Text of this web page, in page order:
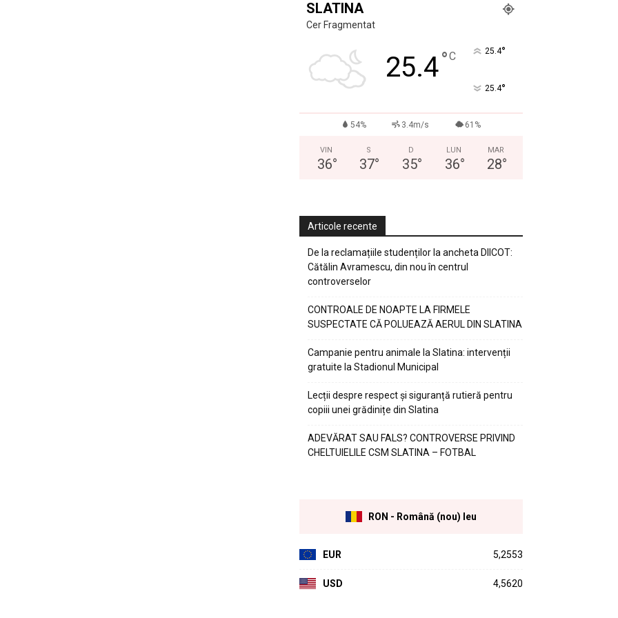
SLATINA
Cer Fragmentat
25.4°C 25.4°
25.4°
54% 3.4m/s 61%
VIN
36°
S
37°
D
35°
LUN
36°
MAR
28°
Articole recente
De la reclamațiile studenților la ancheta DIICOT:
Cătălin Avramescu, din nou în centrul
controverselor
CONTROALE DE NOAPTE LA FIRMELE
SUSPECTATE CĂ POLUEAZĂ AERUL DIN SLATINA
Campanie pentru animale la Slatina: intervenții
gratuite la Stadionul Municipal
Lecții despre respect și siguranță rutieră pentru
copiii unei grădinițe din Slatina
ADEVĂRAT SAU FALS? CONTROVERSE PRIVIND
CHELTUIELILE CSM SLATINA – FOTBAL
RON - Română (nou) leu
EUR 5,2553
USD 4,5620